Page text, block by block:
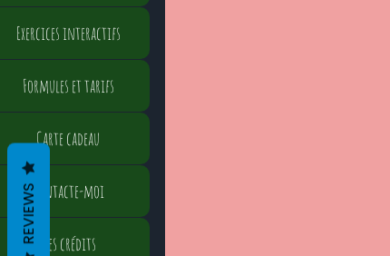
Exercices interactifs
Formules et tarifs
Carte cadeau
Contacte-moi
Mes crédits
REVIEWS